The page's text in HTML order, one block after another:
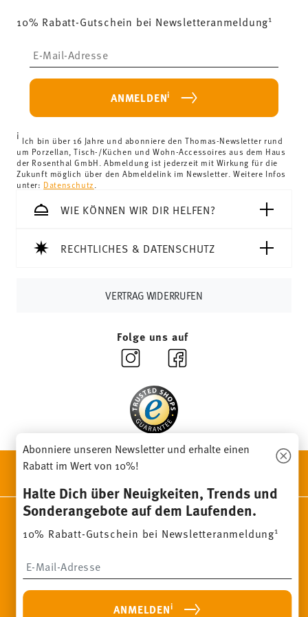
(ausgenommen Lieferungen ins Vereinigte Königreich)
Lieferkosten unter 69,90 €:
weniger als 69,90 € beträgt, fallen Versandkosten an. Für
Deutschland betragen diese 4,90 €. Für alle anderen
Länder können Sie die Lieferkostenhier einsehen
Vereinigtes Königreich:Für Lieferungen ins Vereinigte
Königreich liegt der Mindestbestellwert bei £135, die
Lieferung erfolgt versandkostenfrei.
Schweiz:Lieferungen in die Schweiz sind ab 69,90 CHF
versandkostenfrei. Unter einem Bestellwert von 69,90
CHF liegen die Versandkosten bei 36,90 CHF.
sobald Ihr Paket auf die Reise geht.
Lieferzeit innerhalb Deutschlands:3-5 Werktage für
hier einsehen.
10% Rabatt-Gutschein bei Newsletteranmeldung1
ANMELDENi
i Ich bin über 16 Jahre und abonniere den Thomas-Newsletter rund
um Porzellan, Tisch-/Küchen und Wohn-Accessoires aus dem Haus
der Rosenthal GmbH. Abmeldung ist jederzeit mit Wirkung für die
Zukunft möglich über den Abmeldelink im Newsletter. Weitere Infos
unter: Datenschutz
WIE KÖNNEN WIR DIR HELFEN?
RECHTLICHES & DATENSCHUTZ
VERTRAG WIDERRUFEN
Folge uns auf
ENTDECKE UNSERE MARKEN
Homepage AGB Datenschutzhinweise
Impressum
Cookie-Einwilligung ändern
Sie können den Code bei Ihrem nächsten Einkauf direkt im
Bestellprozess eingeben. Eine Kombination mit anderen
Gutscheinen/ Rabattaktionen ist nicht möglich. Der Gutschein ist
nicht im Nachhinein verrechenbar. Keine Barauszahlung, Restbetrag
Abonniere unseren Newsletter und erhalte einen
Rabatt im Wert von 10%!
Halte Dich über Neuigkeiten, Trends und
Sonderangebote auf dem Laufenden.
10% Rabatt-Gutschein bei Newsletteranmeldung1
ANMELDENi